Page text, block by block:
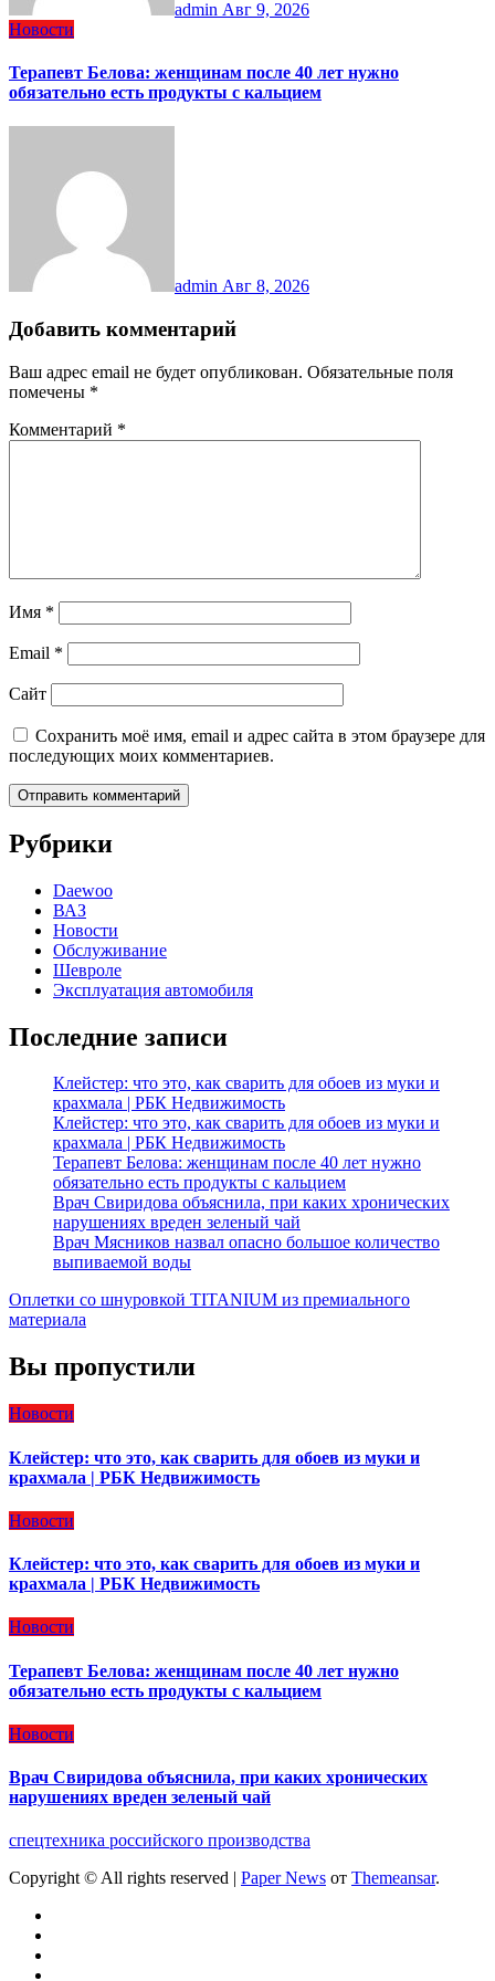
admin Авг 9, 2026
Новости
Терапевт Белова: женщинам после 40 лет нужно
обязательно есть продукты с кальцием
admin Авг 8, 2026
Добавить комментарий
Ваш адрес email не будет опубликован. Обязательные поля
помечены *
Комментарий *
Имя *
Email *
Сайт
Сохранить моё имя, email и адрес сайта в этом браузере для
последующих моих комментариев.
Рубрики
Daewoo
ВАЗ
Новости
Обслуживание
Шевроле
Эксплуатация автомобиля
Последние записи
Клейстер: что это, как сварить для обоев из муки и
крахмала | РБК Недвижимость
Клейстер: что это, как сварить для обоев из муки и
крахмала | РБК Недвижимость
Терапевт Белова: женщинам после 40 лет нужно
обязательно есть продукты с кальцием
Врач Свиридова объяснила, при каких хронических
нарушениях вреден зеленый чай
Врач Мясников назвал опасно большое количество
выпиваемой воды
Оплетки со шнуровкой TITANIUM из премиального
материала
Вы пропустили
Новости
Клейстер: что это, как сварить для обоев из муки и
крахмала | РБК Недвижимость
Новости
Клейстер: что это, как сварить для обоев из муки и
крахмала | РБК Недвижимость
Новости
Терапевт Белова: женщинам после 40 лет нужно
обязательно есть продукты с кальцием
Новости
Врач Свиридова объяснила, при каких хронических
нарушениях вреден зеленый чай
спецтехника российского производства
Copyright © All rights reserved | Paper News от Themeansar.